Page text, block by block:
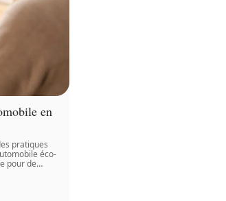
en
pratiques
éco-
pour de…